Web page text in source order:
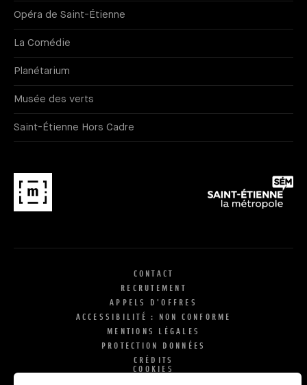
Opéra de Saint-Étienne
La Comédie
Planétarium
Musée des verts
Saint-Étienne Hors Cadre
CONTACT
RECRUTEMENT
APPELS D'OFFRES
ACCESSIBILITÉ : NON CONFORME
MENTIONS LÉGALES
PROTECTION DONNÉES
CRÉDITS
COOKIES